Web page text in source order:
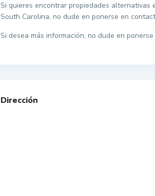
Si quieres encontrar propiedades alternativas
South Carolina, no dude en ponerse en
Si desea más información, no dude en
Dirección